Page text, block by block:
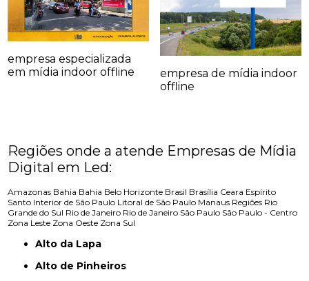
empresa especializada
em mídia indoor offline
empresa de mídia indoor
offline
Regiões onde a atende Empresas de Mídia
Digital em Led:
Amazonas Bahia Bahia Belo Horizonte Brasil Brasília Ceara Espírito
Santo Interior de São Paulo Litoral de São Paulo Manaus Regiões Rio
Grande do Sul Rio de Janeiro Rio de Janeiro São Paulo São Paulo - Centro
Zona Leste Zona Oeste Zona Sul
Alto da Lapa
Alto de Pinheiros